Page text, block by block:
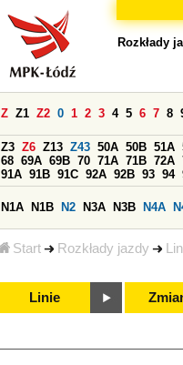
Start Rozkłady jazdy
Rozkłady
Z Z1 Z2 0 1 2 3 4 5 6 7 8
Z3 Z6 Z13 Z43 50A 50B 51A
68 69A 69B 70 71A 71B 72A
91A 91B 91C 92A 92B 93 94
N1A N1B N2 N3A N3B N4A
Linie